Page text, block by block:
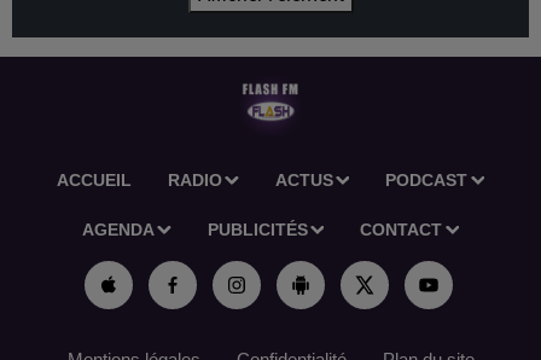
ACCUEIL RADIO ACTUS PODCAST
AGENDA PUBLICITÉS CONTACT